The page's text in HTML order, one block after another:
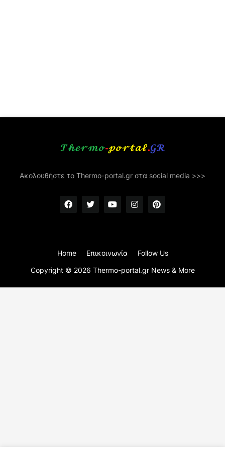
Ακολουθήστε το Thermo-portal.gr στα social media >>>
Copyright © 2026 Thermo-portal.gr News & More
Home Επικοινωνία Follow Us